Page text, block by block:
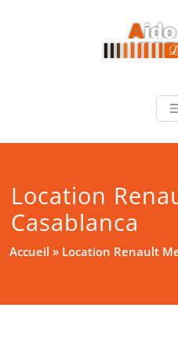
Location
Casablanca
Accueil » Location Renault